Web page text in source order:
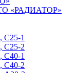
«РАДИАТОР»
1
2
1
2